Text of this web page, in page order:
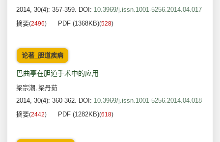
2014, 30(4): 357-359. DOI: 10.3969/j.issn.1001-5256.2014.04.017
摘要(2496) PDF (1368KB)(528)
论著_胆道疾病
巴曲亭在胆道手术中的应用
梁宗潮, 梁丹茹
2014, 30(4): 360-362. DOI: 10.3969/j.issn.1001-5256.2014.04.018
摘要(2442) PDF (1282KB)(618)